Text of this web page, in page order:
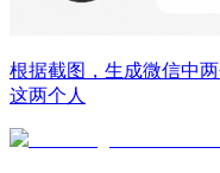
根据截图，生成微信中
这两个人